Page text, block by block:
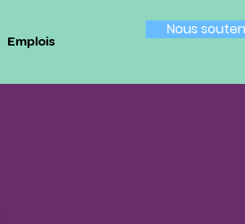
Emplois
Nous